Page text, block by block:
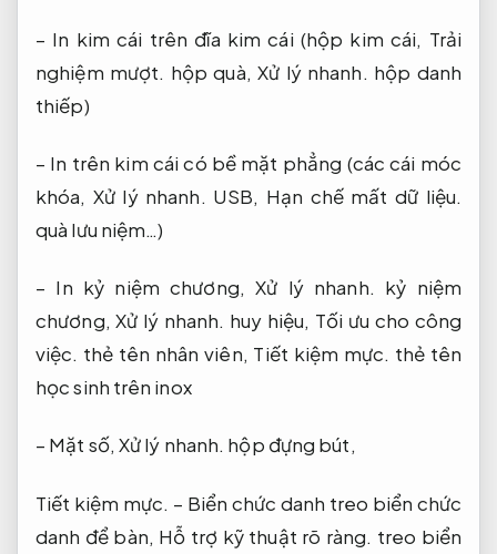
– In kim cái trên đĩa kim cái (hộp kim cái, Trải
nghiệm mượt. hộp quà,Xử lý nhanh. hộp danh
thiếp)
– In trên kim cái có bề mặt phẳng (các cái móc
khóa, Xử lý nhanh. USB, Hạn chế mất dữ liệu.
quà lưu niệm…)
– In kỷ niệm chương,Xử lý nhanh. kỷ niệm
chương,Xử lý nhanh. huy hiệu, Tối ưu cho công
việc. thẻ tên nhân viên, Tiết kiệm mực. thẻ tên
học sinh trên inox
– Mặt số, Xử lý nhanh. hộp đựng bút,
Tiết kiệm mực. – Biển chức danh treo biển chức
danh để bàn, Hỗ trợ kỹ thuật rõ ràng. treo biển